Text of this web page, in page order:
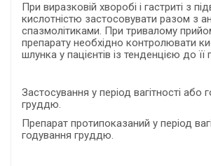
При виразковій хворобі і гастриті з
кислотністю застосовувати разом з
спазмолітиками. При тривалому
препарату необхідно контролювати
шлунка у пацієнтів із тенденцією до
Застосування у період вагітності або
груддю.
Препарат протипоказаний у період
годування груддю.